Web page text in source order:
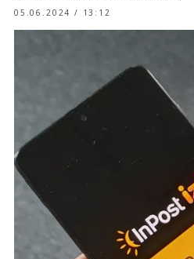
05.06.2024 / 13:12